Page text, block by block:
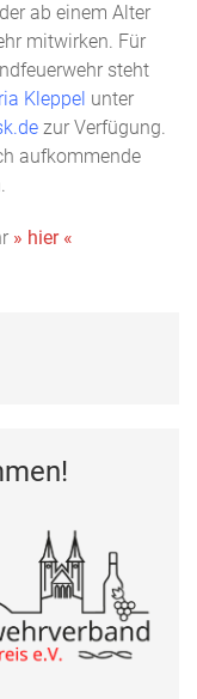
ab einem Alter
mitwirken. Für
steht
Kleppel unter
zur Verfügung.
aufkommende
» hier «